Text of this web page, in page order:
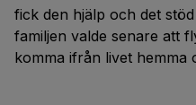
fick den hjälp och det
familjen valde senare att
komma ifrån livet hemma